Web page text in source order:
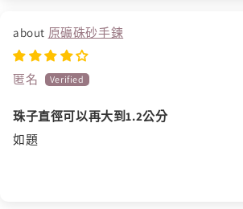
原礦硃砂手鍊
匿名
珠子直徑可以再大到1.2公分
如題